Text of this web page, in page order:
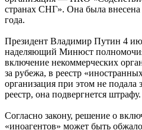
странах СНГ». Она была
года.
Президент Владимир Путин 4
наделяющий Минюст
включение некоммерческих
за рубежа, в реестр
организация при этом не подала
реестр, она подвергнется штрафу.
Согласно закону, решение о
«иноагентов» может быть